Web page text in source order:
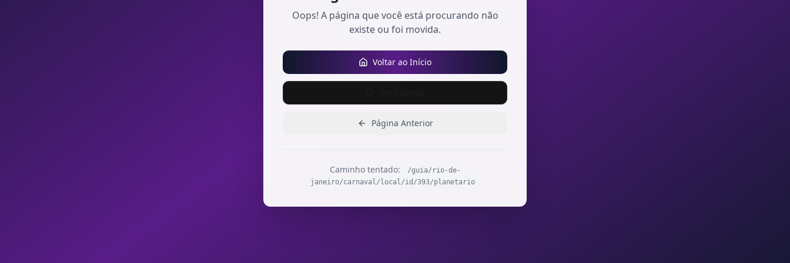
Oops! A página que você está procurando não
existe ou foi movida.
Voltar ao Início
Página Anterior
Caminho tentado:
/guia/rio-de-
janeiro/carnaval/local/id/393/planetario